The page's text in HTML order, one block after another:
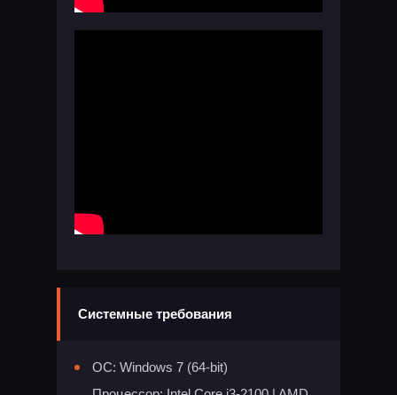
Системные требования
ОС: Windows 7 (64-bit)